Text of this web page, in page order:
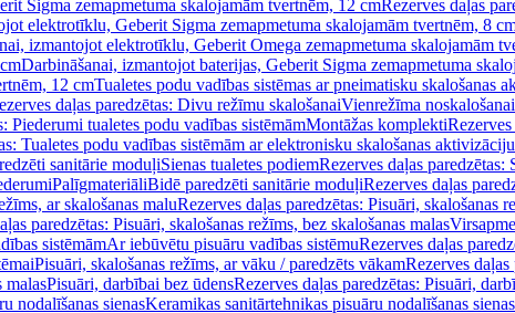
Sigma zemapmetuma skalojamām tvertnēm, 12 cmRezerves daļas
elektrotīklu, Geberit Sigma zemapmetuma skalojamām tvertnēm, 8
izmantojot elektrotīklu, Geberit Omega zemapmetuma skalojamām
Darbināšanai, izmantojot baterijas, Geberit Sigma zemapmetuma
12 cmTualetes podu vadības sistēmas ar pneimatisku skalošanas
daļas paredzētas: Divu režīmu skalošanaiVienrežīma noskalošanai
Piederumi tualetes podu vadības sistēmāmMontāžas komplekti
Tualetes podu vadības sistēmām ar elektronisku skalošanas aktivizāciju
sanitārie moduļiSienas tualetes podiemRezerves daļas paredzētas:
PalīgmateriāliBidē paredzēti sanitārie moduļiRezerves daļas
ar skalošanas maluRezerves daļas paredzētas: Pisuāri, skalošanas
paredzētas: Pisuāri, skalošanas režīms, bez skalošanas malas
sistēmāmAr iebūvētu pisuāru vadības sistēmuRezerves daļas
Pisuāri, skalošanas režīms, ar vāku / paredzēts vākamRezerves
malasPisuāri, darbībai bez ūdensRezerves daļas paredzētas: Pisuāri,
nodalīšanas sienasKeramikas sanitārtehnikas pisuāru nodalīšanas sienas